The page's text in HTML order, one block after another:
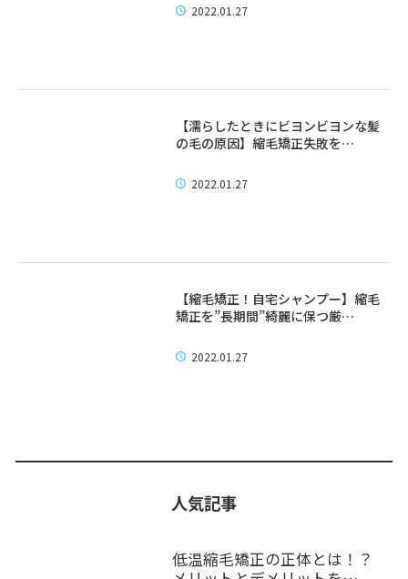
2022.01.27
【濡らしたときにビヨンビヨンな髪
の毛の原因】縮毛矯正失敗を…
2022.01.27
【縮毛矯正！自宅シャンプー】縮毛
矯正を”長期間”綺麗に保つ厳…
2022.01.27
人気記事
低温縮毛矯正の正体とは！？